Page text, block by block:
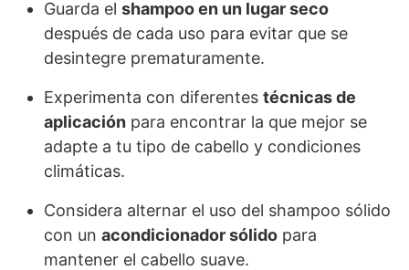
Guarda el shampoo en un lugar seco
después de cada uso para evitar que se
desintegre prematuramente.
Experimenta con diferentes técnicas de
aplicación para encontrar la que mejor se
adapte a tu tipo de cabello y condiciones
climáticas.
Considera alternar el uso del shampoo sólido
con un acondicionador sólido para
mantener el cabello suave.